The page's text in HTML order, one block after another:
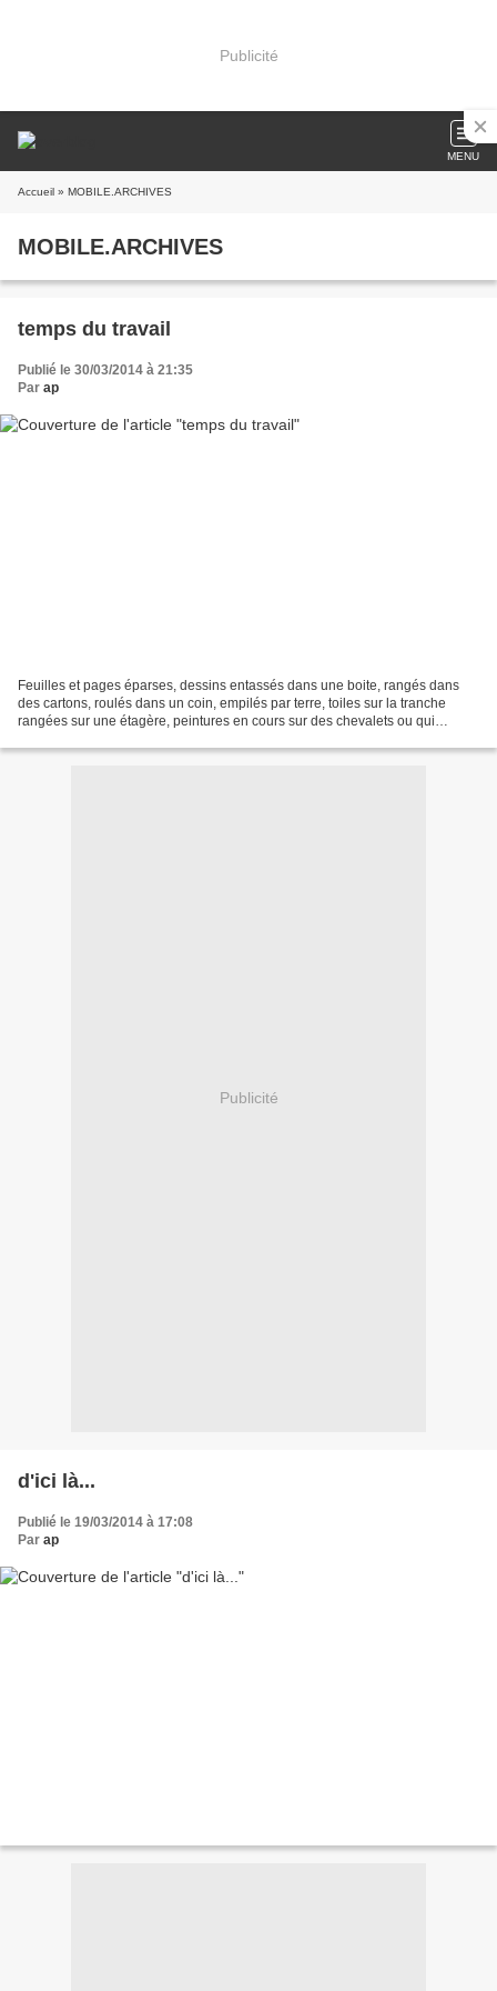
Publicité
MENU
Accueil » MOBILE.ARCHIVES
MOBILE.ARCHIVES
temps du travail
Publié le 30/03/2014 à 21:35
Par ap
Feuilles et pages éparses, dessins entassés dans une boite, rangés dans
des cartons, roulés dans un coin, empilés par terre, toiles sur la tranche
rangées sur une étagère, peintures en cours sur des chevalets ou qui
Publicité
d'ici là...
Publié le 19/03/2014 à 17:08
Par ap